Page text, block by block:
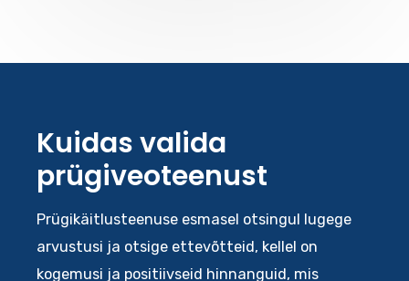
Kuidas valida
prügiveoteenust
Prügikäitlusteenuse esmasel otsingul lugege
arvustusi ja otsige ettevõtteid, kellel on
kogemusi ja positiivseid hinnanguid, mis